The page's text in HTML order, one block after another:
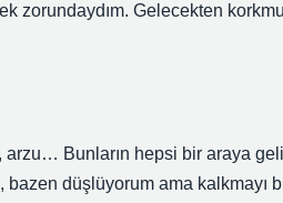
zorundaydım. Gelecekten
arzu… Bunların hepsi bir araya
düşlüyorum ama kalkmayı